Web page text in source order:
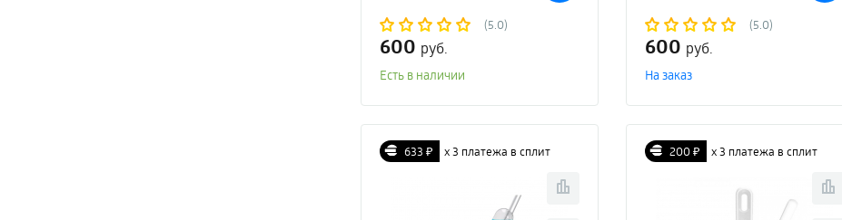
(5.0)
600 руб.
Есть в наличии
(5.0)
600 руб.
На заказ
633 ₽ х 3 платежа в сплит 200 ₽ х 3 платежа в сплит